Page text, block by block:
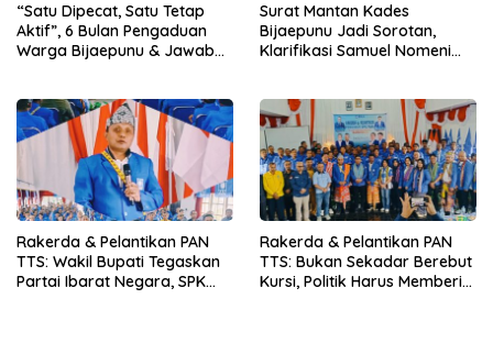
“Satu Dipecat, Satu Tetap
Aktif”, 6 Bulan Pengaduan
Warga Bijaepunu & Jawaban
Surat Mantan Kades
Bijaepunu Jadi Sorotan,
Klarifikasi Samuel Nomeni
Rakerda & Pelantikan PAN
TTS: Wakil Bupati Tegaskan
Partai Ibarat Negara, SPK
Rakerda & Pelantikan PAN
TTS: Bukan Sekadar Berebut
Kursi, Politik Harus Memberi